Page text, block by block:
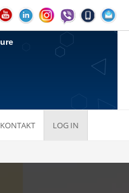
KONTAKT LOG IN